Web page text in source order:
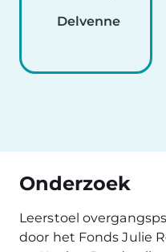
Delvenne
Onderzoek
Leerstoel
door het Fonds Julie